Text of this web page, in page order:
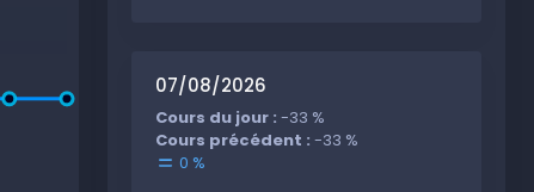
07/08/2026
Cours du jour :-33 %
Cours précédent :-33 %
0 %